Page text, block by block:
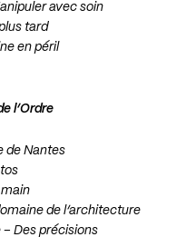
avec soin
tard
en péril
l’Ordre
de Nantes
de l’architecture
Des précisions